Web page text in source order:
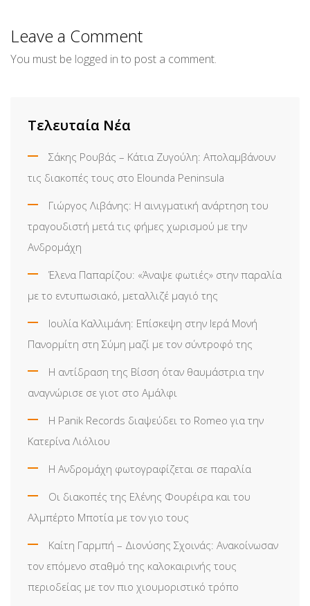
Leave a Comment
You must be logged in to post a comment.
Τελευταία Νέα
Σάκης Ρουβάς – Κάτια Ζυγούλη: Απολαμβάνουν
τις διακοπές τους στο Elounda Peninsula
Γιώργος Λιβάνης: Η αινιγματική ανάρτηση του
τραγουδιστή μετά τις φήμες χωρισμού με την
Ανδρομάχη
Έλενα Παπαρίζου: «Άναψε φωτιές» στην παραλία
με το εντυπωσιακό, μεταλλιζέ μαγιό της
Ιουλία Καλλιμάνη: Επίσκεψη στην Ιερά Μονή
Πανορμίτη στη Σύμη μαζί με τον σύντροφό της
Η αντίδραση της Βίσση όταν θαυμάστρια την
αναγνώρισε σε γιοτ στο Αμάλφι
Η Panik Records διαψεύδει το Romeo για την
Κατερίνα Λιόλιου
Η Ανδρομάχη φωτογραφίζεται σε παραλία
Οι διακοπές της Ελένης Φουρέιρα και του
Αλμπέρτο Μποτία με τον γιο τους
Καίτη Γαρμπή – Διονύσης Σχοινάς: Ανακοίνωσαν
τον επόμενο σταθμό της καλοκαιρινής τους
περιοδείας με τον πιο χιουμοριστικό τρόπο